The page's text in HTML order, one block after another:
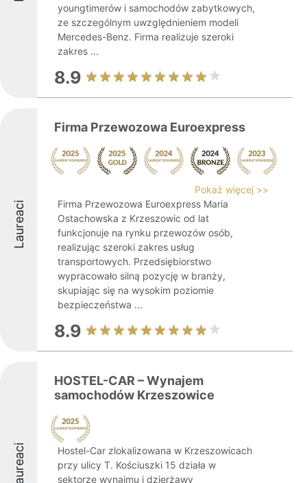
youngtimerów i samochodów zabytkowych,
ze szczególnym uwzględnieniem modeli
Mercedes-Benz. Firma realizuje szeroki
zakres ...
8.9
Laureaci
Firma Przewozowa Euroexpress
Pokaż więcej >>
Firma Przewozowa Euroexpress Maria
Ostachowska z Krzeszowic od lat
funkcjonuje na rynku przewozów osób,
realizując szeroki zakres usług
transportowych. Przedsiębiorstwo
wypracowało silną pozycję w branży,
skupiając się na wysokim poziomie
bezpieczeństwa ...
8.9
Laureaci
HOSTEL-CAR – Wynajem
samochodów Krzeszowice
Hostel-Car zlokalizowana w Krzeszowicach
przy ulicy T. Kościuszki 15 działa w
sektorze wynajmu i dzierżawy